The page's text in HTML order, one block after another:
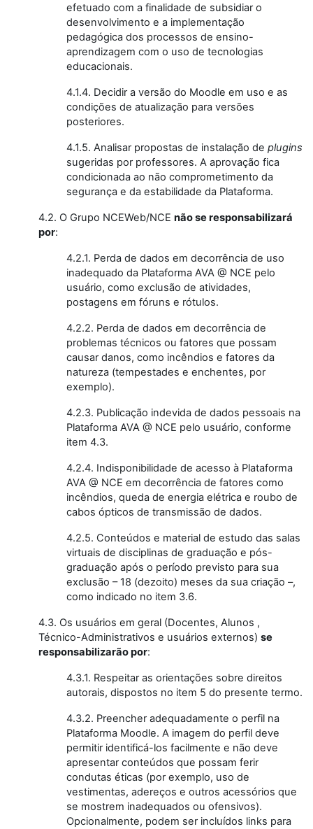
efetuado com a finalidade de subsidiar o
desenvolvimento e a implementação
pedagógica dos processos de ensino-
aprendizagem com o uso de tecnologias
educacionais.
4.1.4. Decidir a versão do Moodle em uso e as
condições de atualização para versões
posteriores.
4.1.5. Analisar propostas de instalação de plugins
sugeridas por professores. A aprovação fica
condicionada ao não comprometimento da
segurança e da estabilidade da Plataforma.
4.2. O Grupo NCEWeb/NCE não se responsabilizará
por:
4.2.1. Perda de dados em decorrência de uso
inadequado da Plataforma AVA @ NCE pelo
usuário, como exclusão de atividades,
postagens em fóruns e rótulos.
4.2.2. Perda de dados em decorrência de
problemas técnicos ou fatores que possam
causar danos, como incêndios e fatores da
natureza (tempestades e enchentes, por
exemplo).
4.2.3. Publicação indevida de dados pessoais na
Plataforma AVA @ NCE pelo usuário, conforme
item 4.3.
4.2.4. Indisponibilidade de acesso à Plataforma
AVA @ NCE em decorrência de fatores como
incêndios, queda de energia elétrica e roubo de
cabos ópticos de transmissão de dados.
4.2.5. Conteúdos e material de estudo das salas
virtuais de disciplinas de graduação e pós-
graduação após o período previsto para sua
exclusão – 18 (dezoito) meses da sua criação –,
como indicado no item 3.6.
4.3. Os usuários em geral (Docentes, Alunos ,
Técnico-Administrativos e usuários externos) se
responsabilizarão por:
4.3.1. Respeitar as orientações sobre direitos
autorais, dispostos no item 5 do presente termo.
4.3.2. Preencher adequadamente o perfil na
Plataforma Moodle. A imagem do perfil deve
permitir identificá-los facilmente e não deve
apresentar conteúdos que possam ferir
condutas éticas (por exemplo, uso de
vestimentas, adereços e outros acessórios que
se mostrem inadequados ou ofensivos).
Opcionalmente, podem ser incluídos links para